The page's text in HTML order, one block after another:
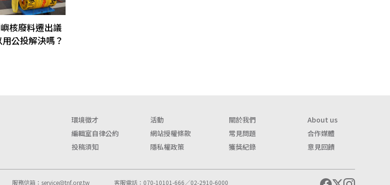
核廢料遷出議
公投解決嗎？
環境徵才 活動 關於我們
About us
編輯室自律公約
網站授權條款 常見問題
合作媒體
投稿須知
隱私權政策 獲獎紀錄 意見回饋
服務信箱： service@tnf.org.tw 客服電話：070-10101-666／02-2910-6000